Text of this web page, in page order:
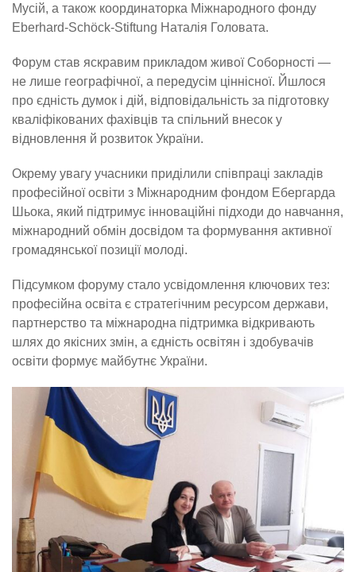
Мусій, а також координаторка Міжнародного фонду
Eberhard-Schöck-Stiftung Наталія Головата.
Форум став яскравим прикладом живої Соборності —
не лише географічної, а передусім ціннісної. Йшлося
про єдність думок і дій, відповідальність за підготовку
кваліфікованих фахівців та спільний внесок у
відновлення й розвиток України.
Окрему увагу учасники приділили співпраці закладів
професійної освіти з Міжнародним фондом Ебергарда
Шьока, який підтримує інноваційні підходи до навчання,
міжнародний обмін досвідом та формування активної
громадянської позиції молоді.
Підсумком форуму стало усвідомлення ключових тез:
професійна освіта є стратегічним ресурсом держави,
партнерство та міжнародна підтримка відкривають
шлях до якісних змін, а єдність освітян і здобувачів
освіти формує майбутнє України.